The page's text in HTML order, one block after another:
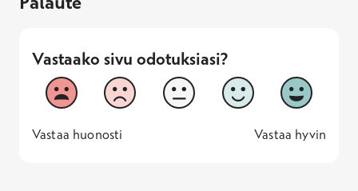
Vastaako sivu odotuksiasi?
Vastaako sivu odotuksiasi?
1
Vastaa huonosti
2 3 4
5
Vastaa
1 -
Vastaa huonosti
— 5 -
Vastaa hyvin